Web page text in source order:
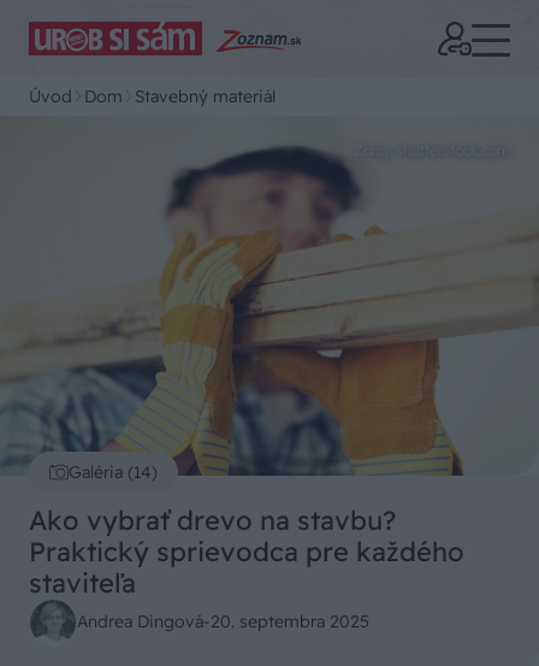
Úvod Dom Stavebný materiál
Galéria (14)
Ako vybrať drevo na stavbu?
Praktický sprievodca pre každého
staviteľa
Andrea Dingová-20. septembra 2025